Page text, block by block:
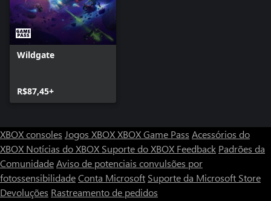
Wildgate
R$87,45+
XBOX consoles Jogos XBOXXBOX Game Pass Acessórios do
XBOX Notícias do XBOX Suporte do XBOX Feedback Padrões da
ComunidadeAviso de potenciais convulsões por
fotossensibilidadeConta Microsoft Suporte da Microsoft Store
Devoluções Rastreamento de pedidos